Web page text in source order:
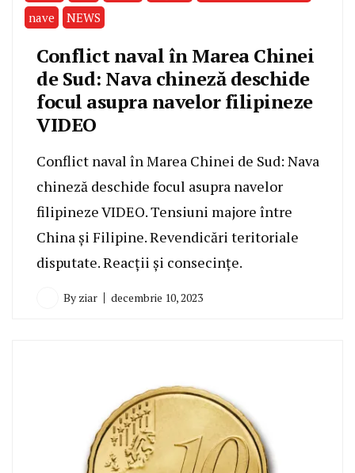
nave
NEWS
Conflict naval în Marea Chinei
de Sud: Nava chineză deschide
focul asupra navelor filipineze
VIDEO
Conflict naval în Marea Chinei de Sud: Nava
chineză deschide focul asupra navelor
filipineze VIDEO. Tensiuni majore între
China și Filipine. Revendicări teritoriale
disputate. Reacții și consecințe.
By ziar decembrie 10, 2023